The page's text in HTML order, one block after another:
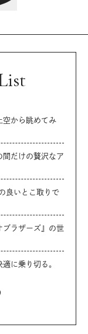
空から眺めてみ
だけの贅沢なア
良いとこ取りで
ブラザーズ』の世
に乗り切る。